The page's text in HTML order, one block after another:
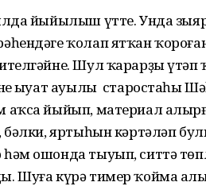
йыйылыш үтте. Унда
ҡолап ятҡан
Шул ҡарарҙы
Ҡыуат ауылы старостаһы
аҡса йыйып, материал
яртыһын кәртәләп
ошонда тыуып, ситтә
Шуға күрә тимер ҡойма